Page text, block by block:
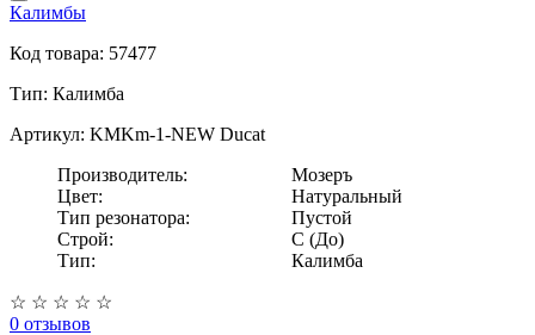
Калимбы
Код товара: 57477
Тип: Калимба
Артикул: KMKm-1-NEW Ducat
Производитель:
Мозеръ
Цвет:
Натуральный
Тип резонатора:
Пустой
Строй:
C (До)
Тип:
Калимба
☆ ☆ ☆ ☆ ☆
0 отзывов